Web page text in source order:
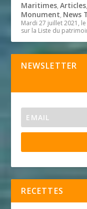
Maritimes,Articles,
Monument, News
Mardi 27 juillet 2021,
sur la Liste du
NEWSLETTER
RECETTES